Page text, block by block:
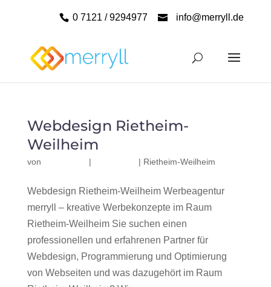
0 7121 / 9294977 info@merryll.de
Webdesign Rietheim-
Weilheim
von | | Rietheim-Weilheim
Webdesign Rietheim-Weilheim Werbeagentur
merryll – kreative Werbekonzepte im Raum
Rietheim-Weilheim Sie suchen einen
professionellen und erfahrenen Partner für
Webdesign, Programmierung und Optimierung
von Webseiten und was dazugehört im Raum